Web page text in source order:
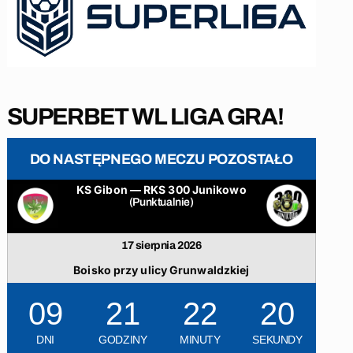
SUPERBET WL LIGA GRA!
DO NASTĘPNEGO MECZU POZOSTAŁO
KS Gibon — RKS 300 Junikowo
(Punktualnie)
17 sierpnia 2026
Boisko przy ulicy Grunwaldzkiej
09
DNI
21
GODZINY
22
MINUTY
19
SEKUNDY